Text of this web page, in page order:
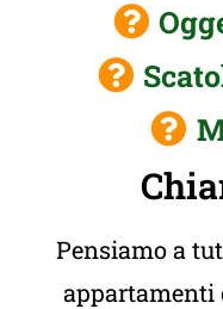
Pensiamo a
appartamenti